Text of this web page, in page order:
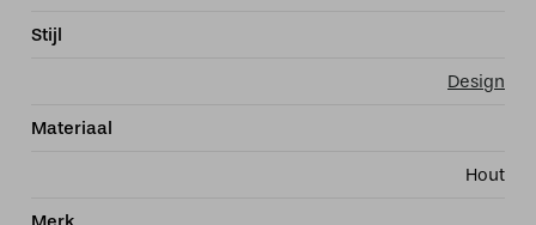
Stijl
Design
Materiaal
Hout